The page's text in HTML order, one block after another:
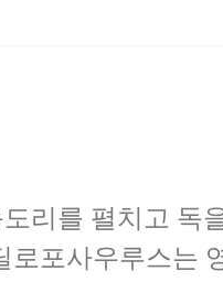
리를 펼치고
포사우루스는